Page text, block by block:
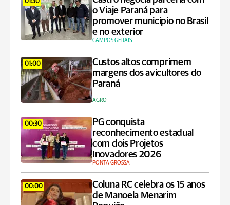
01:30
o Viaje Paraná para
promover município no Brasil
e no exterior
CAMPOS GERAIS
01:00
Custos altos comprimem
margens dos avicultores do
Paraná
AGRO
00:30
PG conquista
reconhecimento estadual
com dois Projetos
Inovadores 2026
PONTA GROSSA
00:00
Coluna RC celebra os 15 anos
de Manoela Menarim